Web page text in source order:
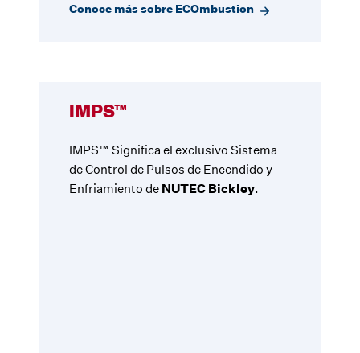
Conoce más sobre ECOmbustion
IMPS™
IMPS™ Significa el exclusivo Sistema
de Control de Pulsos de Encendido y
Enfriamiento de NUTEC Bickley.